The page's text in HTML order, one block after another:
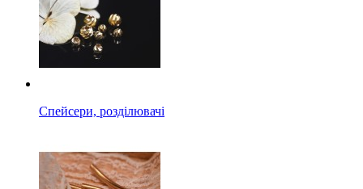
Спейсери, розділювачі